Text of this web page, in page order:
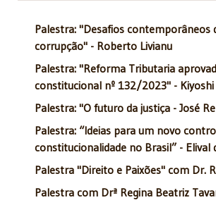
Palestra: "Desafios contemporâneos
corrupção" - Roberto Livianu
Palestra: "Reforma Tributaria
constitucional nº 132/2023" - Kiyoshi
Palestra: "O futuro da justiça - José
Palestra: “Ideias para um novo
constitucionalidade no Brasil” - Elival
Palestra "Direito e Paixões" com Dr.
Palestra com Drª Regina Beatriz